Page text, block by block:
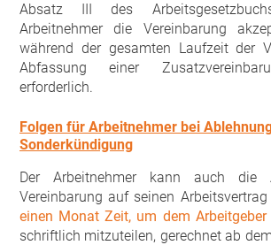
Absatz III des
Arbeitnehmer die Vereinbarung
während der gesamten Laufzeit der
Abfassung einer
erforderlich.
Folgen für Arbeitnehmer bei
Sonderkündigung
Der Arbeitnehmer kann auch die
Vereinbarung auf seinen
einen Monat Zeit, um dem Arbeitgeber
schriftlich mitzuteilen, gerechnet ab